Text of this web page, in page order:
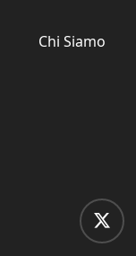
Chi Siamo
x-
twitter